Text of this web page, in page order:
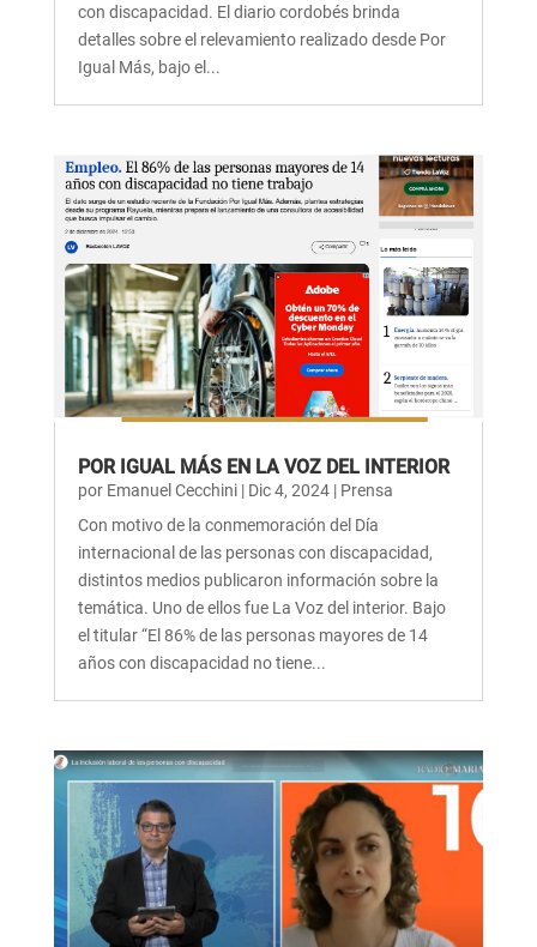
con discapacidad. El diario cordobés brinda
detalles sobre el relevamiento realizado desde Por
Igual Más, bajo el...
POR IGUAL MÁS EN LA VOZ DEL INTERIOR
por Emanuel Cecchini| Dic 4, 2024| Prensa
Con motivo de la conmemoración del Día
internacional de las personas con discapacidad,
distintos medios publicaron información sobre la
temática. Uno de ellos fue La Voz del interior. Bajo
el titular “El 86% de las personas mayores de 14
años con discapacidad no tiene...